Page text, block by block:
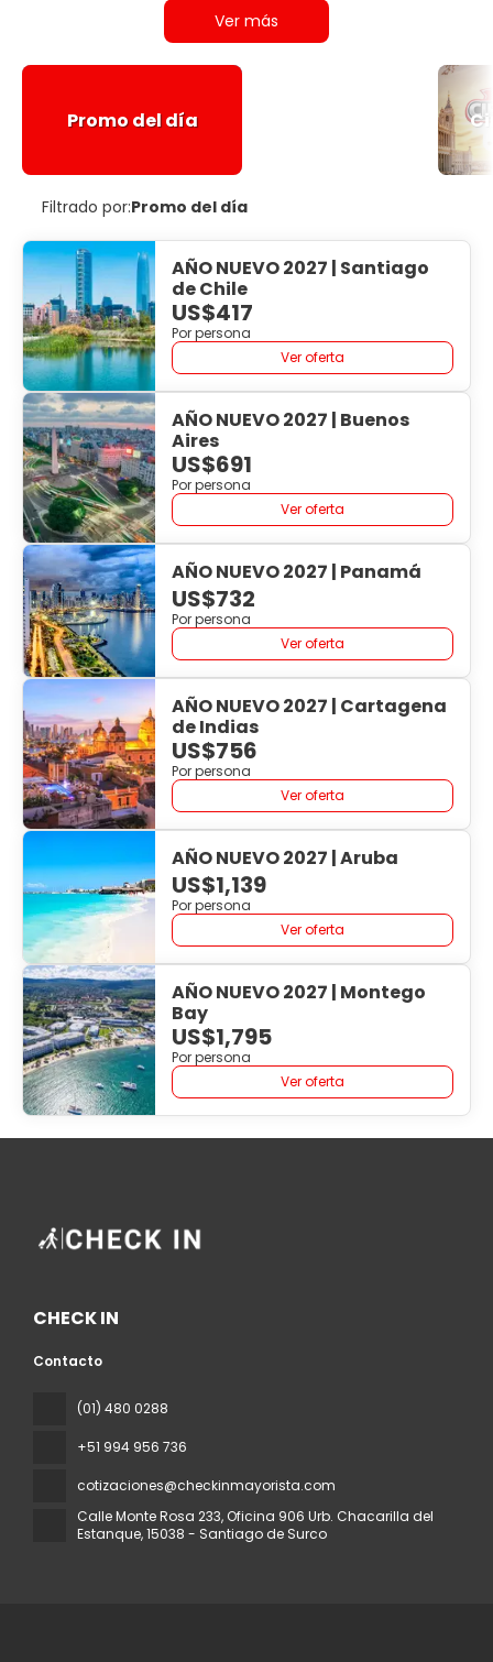
Ver más
Promo del día
Filtrado por:Promo del día
AÑO NUEVO 2027 | Santiago
de Chile
US$417
Por persona
Ver oferta
AÑO NUEVO 2027 | Buenos
Aires
US$691
Por persona
Ver oferta
AÑO NUEVO 2027 | Panamá
US$732
Por persona
Ver oferta
AÑO NUEVO 2027 | Cartagena
de Indias
US$756
Por persona
Ver oferta
AÑO NUEVO 2027 | Aruba
US$1,139
Por persona
Ver oferta
AÑO NUEVO 2027 | Montego
Bay
US$1,795
Por persona
Ver oferta
CHECK IN
Contacto
(01) 480 0288
+51 994 956 736
cotizaciones@checkinmayorista.com
Calle Monte Rosa 233, Oficina 906 Urb. Chacarilla del
Estanque, 15038 - Santiago de Surco